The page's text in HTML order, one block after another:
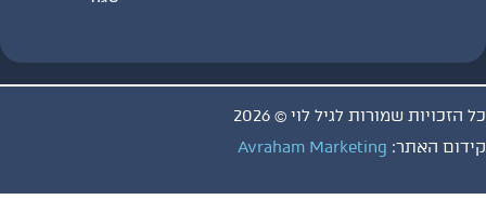
שמורות לגיל לוי © 2026
האתר:Avraham Marketing